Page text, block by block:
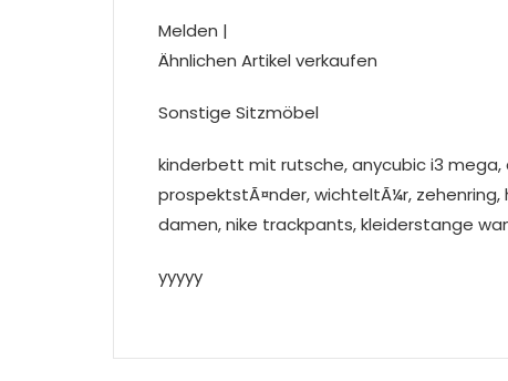
Melden |
Ähnlichen Artikel verkaufen
Sonstige Sitzmöbel
kinderbett mit rutsche, anycubic i3 mega,
prospektstÃ¤nder, wichteltÃ¼r,
damen, nike trackpants, kleiderstange
yyyyy